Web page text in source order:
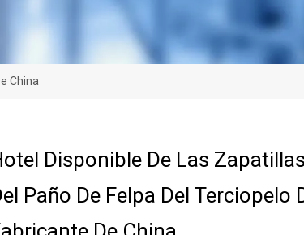
China
Disponible De Las
Paño De Felpa Del Terciopelo